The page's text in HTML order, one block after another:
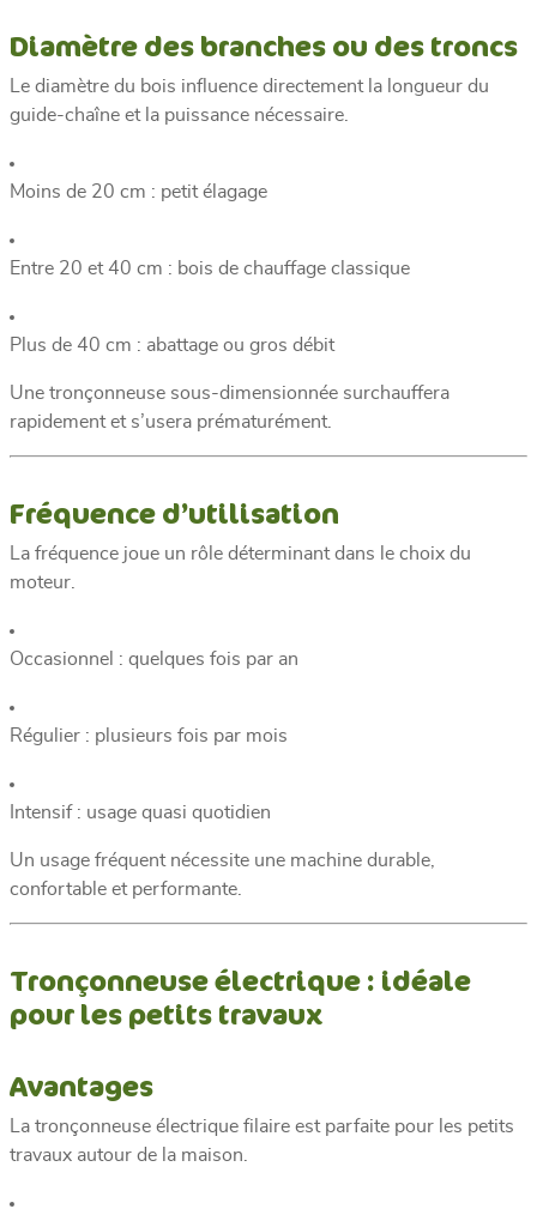
Diamètre des branches ou des troncs
Le diamètre du bois influence directement la longueur du
guide-chaîne et la puissance nécessaire.
Moins de 20 cm : petit élagage
Entre 20 et 40 cm : bois de chauffage classique
Plus de 40 cm : abattage ou gros débit
Une tronçonneuse sous-dimensionnée surchauffera
rapidement et s’usera prématurément.
Fréquence d’utilisation
La fréquence joue un rôle déterminant dans le choix du
moteur.
Occasionnel : quelques fois par an
Régulier : plusieurs fois par mois
Intensif : usage quasi quotidien
Un usage fréquent nécessite une machine durable,
confortable et performante.
Tronçonneuse électrique : idéale
pour les petits travaux
Avantages
La tronçonneuse électrique filaire est parfaite pour les petits
travaux autour de la maison.